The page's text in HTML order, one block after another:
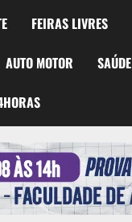
FEIRAS LIVRES
AUTO MOTOR SAÚDE